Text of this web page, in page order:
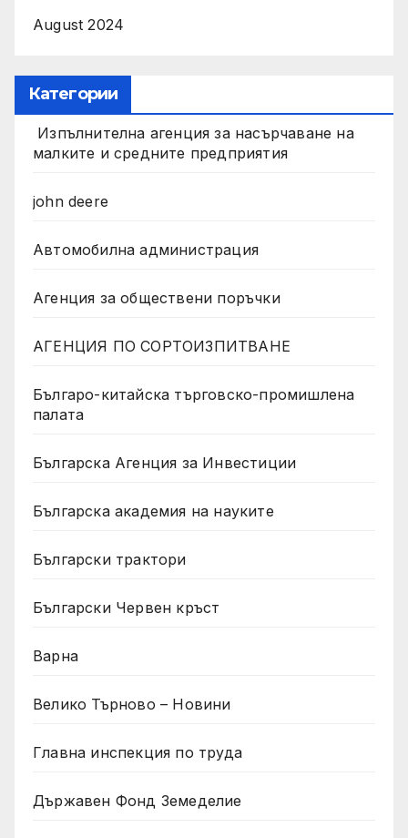
August 2024
Категории
Изпълнителна агенция за насърчаване на
малките и средните предприятия
john deere
Автомобилна администрация
Агенция за обществени поръчки
АГЕНЦИЯ ПО СОРТОИЗПИТВАНЕ
Българо-китайска търговско-промишлена
палата
Българска Агенция за Инвестиции
Българска академия на науките
Български трактори
Български Червен кръст
Варна
Велико Търново – Новини
Главна инспекция по труда
Държавен Фонд Земеделие